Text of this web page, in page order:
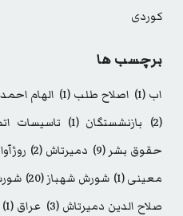
کوردی
برچسب ها
اب (1) اصلاح طلب (1) الهام احمد
(2)
بازنشستگان (1) تاسیسات
حقوق بشر (9) دمیرتاش (2) روژآوا
معینی(1) شورش شهباز(20)
صلاح الدین دمیرتاش (3) عراق (1)